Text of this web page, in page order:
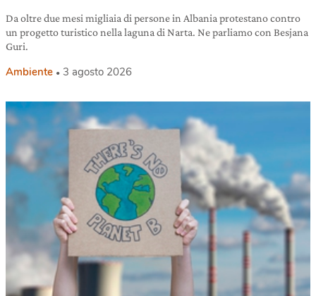
Da oltre due mesi migliaia di persone in Albania protestano contro
un progetto turistico nella laguna di Narta. Ne parliamo con Besjana
Guri.
Ambiente 3 agosto 2026